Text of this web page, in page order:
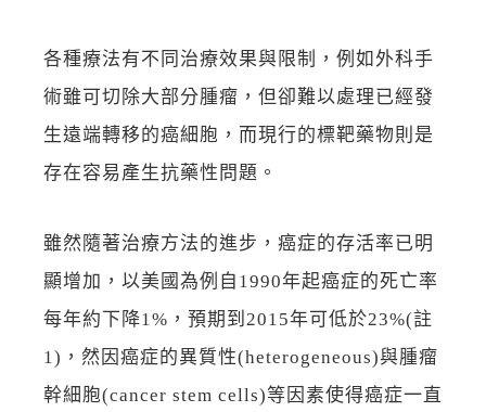
各種療法有不同治療效果與限制，例如外科手
術雖可切除大部分腫瘤，但卻難以處理已經發
生遠端轉移的癌細胞，而現行的標靶藥物則是
存在容易產生抗藥性問題。
雖然隨著治療方法的進步，癌症的存活率已明
顯增加，以美國為例自1990年起癌症的死亡率
每年約下降1%，預期到2015年可低於23%(註
1)，然因癌症的異質性(heterogeneous)與腫瘤
幹細胞(cancer stem cells)等因素使得癌症一直